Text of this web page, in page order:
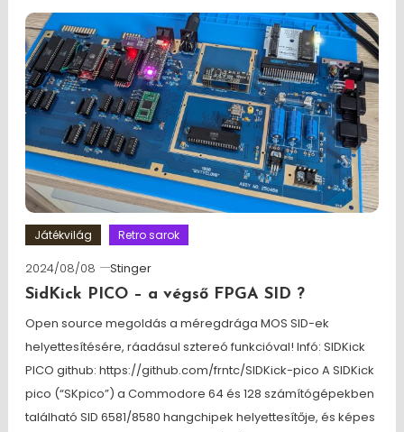
Játékvilág Retro sarok
2024/08/08
Stinger
SidKick PICO – a végső FPGA SID ?
Open source megoldás a méregdrága MOS SID-ek
helyettesítésére, ráadásul sztereó funkcióval! Infó: SIDKick
PICO github: https://github.com/frntc/SIDKick-pico A SIDKick
pico (“SKpico”) a Commodore 64 és 128 számítógépekben
található SID 6581/8580 hangchipek helyettesítője, és képes